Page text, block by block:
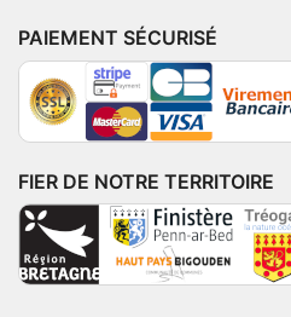
PAIEMENT SÉCURISÉ
FIER DE NOTRE TERRITOIRE